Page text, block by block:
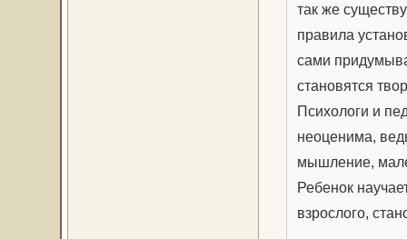
так же
правила
сами
становятся
Психологи и
неоценима,
мышление,
Ребенок
взрослого,